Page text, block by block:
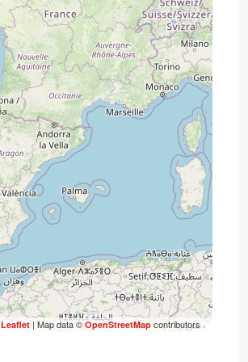
Leaflet| Map data ©OpenStreetMapcontributors